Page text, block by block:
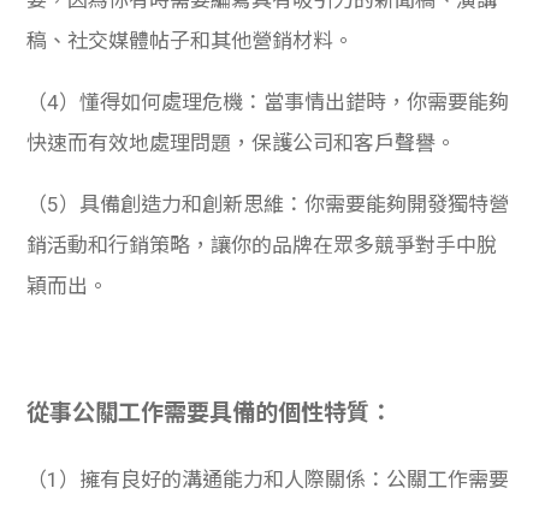
稿、社交媒體帖子和其他營銷材料。
（4）懂得如何處理危機：當事情出錯時，你需要能夠
快速而有效地處理問題，保護公司和客戶聲譽。
（5）具備創造力和創新思維：你需要能夠開發獨特營
銷活動和行銷策略，讓你的品牌在眾多競爭對手中脫
穎而出。
從事公關工作需要具備的個性特質：
（1）擁有良好的溝通能力和人際關係：公關工作需要